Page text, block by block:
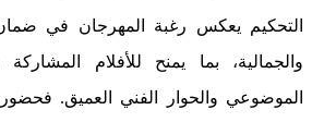
التحكيم يعكس رغبة المهرجان في ضمان
والجمالية، بما يمنح للأفلام
الموضوعي والحوار الفني العميق.